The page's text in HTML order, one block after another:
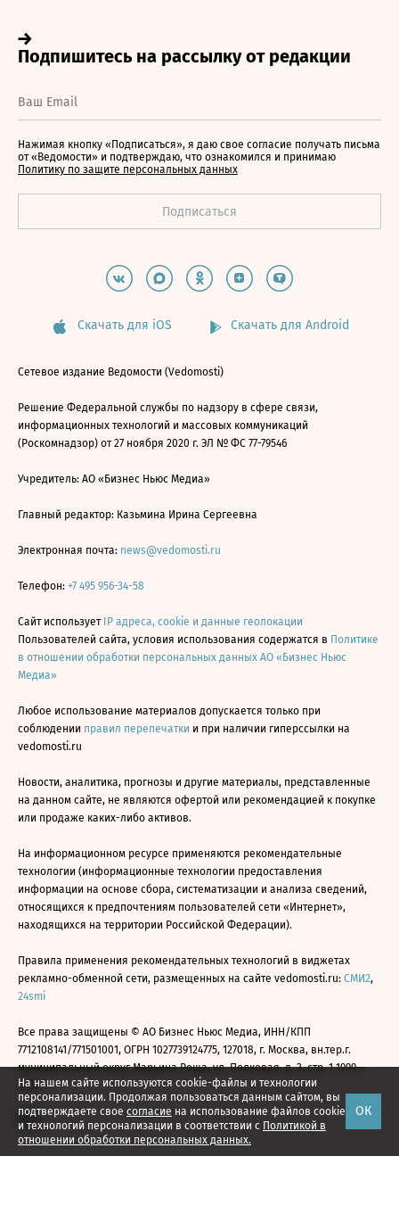
На нашем сайте используются cookie-файлы и технологии
персонализации. Продолжая пользоваться данным сайтом, вы
подтверждаете свое согласие на использование файлов cookie
и технологий персонализации в соответствии с Политикой в
отношении обработки персональных данных.
ОК
Нажимая кнопку «Подписаться», я даю свое согласие получать письма
от «Ведомости» и подтверждаю, что ознакомился и принимаю
Политику по защите персональных данных
Скачать для iOS Скачать для Android
Сетевое издание Ведомости (Vedomosti)
Решение Федеральной службы по надзору в сфере связи,
информационных технологий и массовых коммуникаций
(Роскомнадзор) от 27 ноября 2020 г. ЭЛ № ФС 77-79546
Учредитель: АО «Бизнес Ньюс Медиа»
Главный редактор: Казьмина Ирина Сергеевна
Электронная почта: news@vedomosti.ru
Телефон: +7 495 956-34-58
Сайт использует IP адреса, cookie и данные геолокации
Пользователей сайта, условия использования содержатся в Политике
в отношении обработки персональных данных АО «Бизнес Ньюс
Медиа»
Любое использование материалов допускается только при
соблюдении правил перепечатки и при наличии гиперссылки на
vedomosti.ru
Новости, аналитика, прогнозы и другие материалы, представленные
на данном сайте, не являются офертой или рекомендацией к покупке
или продаже каких-либо активов.
На информационном ресурсе применяются рекомендательные
технологии (информационные технологии предоставления
информации на основе сбора, систематизации и анализа сведений,
относящихся к предпочтениям пользователей сети «Интернет»,
находящихся на территории Российской Федерации).
Правила применения рекомендательных технологий в виджетах
рекламно-обменной сети, размещенных на сайте vedomosti.ru: СМИ2,
24smi
Все права защищены © АО Бизнес Ньюс Медиа, ИНН/КПП
7712108141/771501001, ОГРН 1027739124775, 127018, г. Москва, вн.тер.г.
муниципальный округ Марьина Роща, ул. Полковая, д. 3, стр. 1 1999—
2026